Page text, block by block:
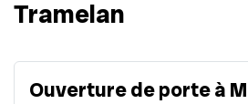
Tramelan
Ouverture de porte à